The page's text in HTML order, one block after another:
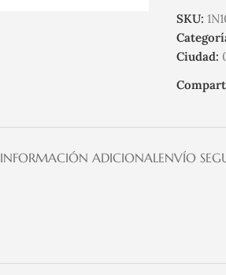
SKU:
Ciudad:
INFORMACIÓN ADICIONALENVÍO